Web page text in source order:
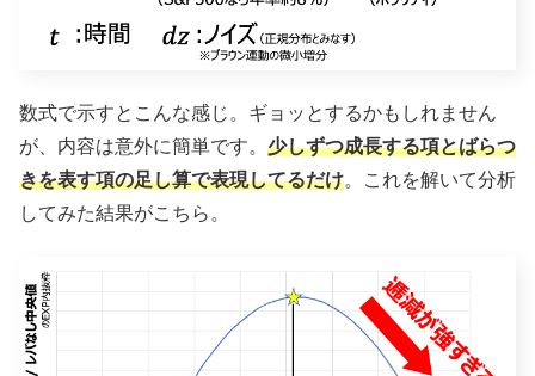
数式で示すとこんな感じ。ギョッとするかもしれません
が、内容は意外に簡単です。 少しずつ成長する項とばらつ
きを表す項の足し算で表現してるだけ。これを解いて分析
してみた結果がこちら。